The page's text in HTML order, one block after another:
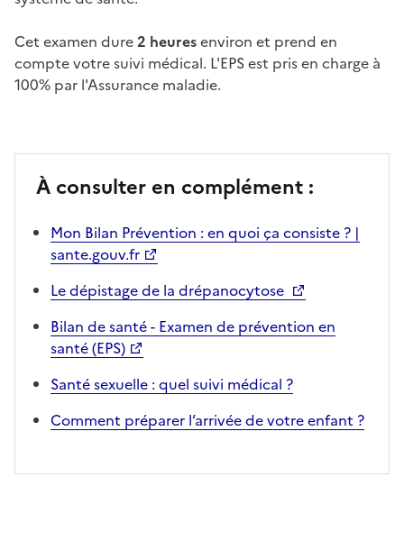
Cet examen dure2 heuresenviron et prend en
compte votre suivi médical. L'EPS est pris en charge à
100% par l'Assurance maladie.
À consulter en complément :
Mon Bilan Prévention : en quoi ça consiste ? |
sante.gouv.fr
Le dépistage de la drépanocytose
Bilan de santé - Examen de prévention en
santé (EPS)
Santé sexuelle : quel suivi médical ?
Comment préparer l’arrivée de votre enfant ?